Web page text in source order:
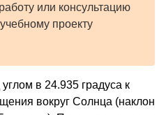
или консультацию
проекту
в 24.935 градуса к
вокруг Солнца (наклон